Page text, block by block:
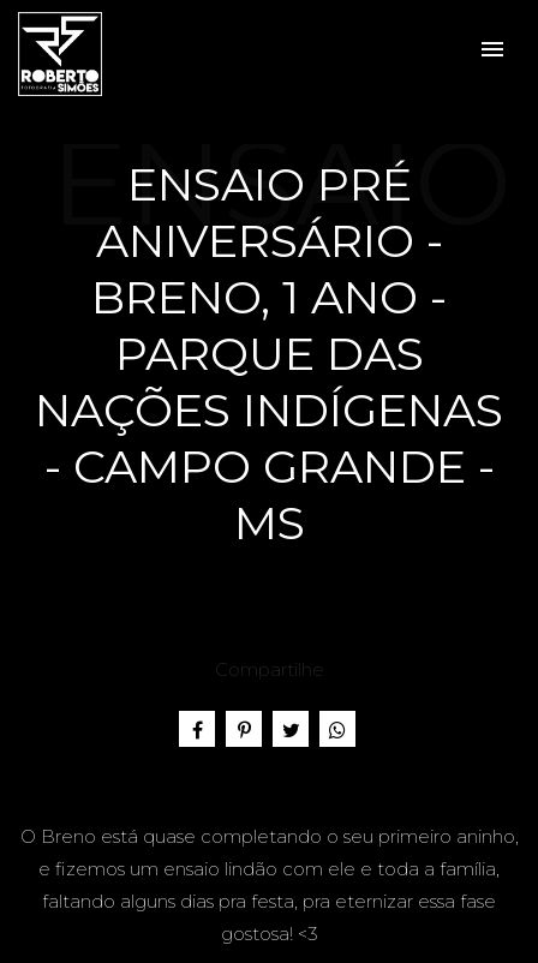
menu
ENSAIO PRÉ
ANIVERSÁRIO -
BRENO, 1 ANO -
PARQUE DAS
NAÇÕES INDÍGENAS
- CAMPO GRANDE -
MS
ENSAIO
PRÉ
ANIVER
BRENO,
1 ANO -
Compartilhe
O Breno está quase completando o seu primeiro aninho,
e fizemos um ensaio lindão com ele e toda a família,
faltando alguns dias pra festa, pra eternizar essa fase
gostosa! <3